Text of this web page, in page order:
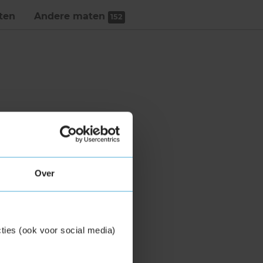
Over
(ook voor social media)
Andere maten 152